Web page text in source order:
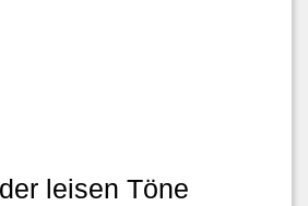
leisen Töne